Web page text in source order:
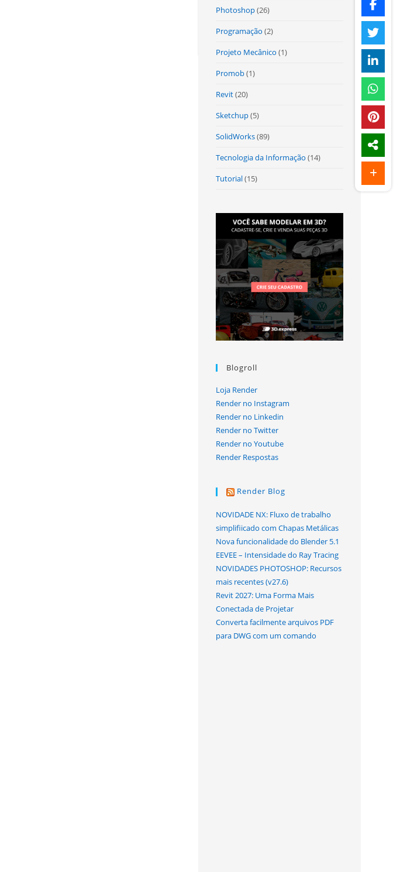
Photoshop(26)
Programação (2)
Projeto Mecânico (1)
Promob(1)
Revit(20)
Sketchup(5)
SolidWorks(89)
Tecnologia da Informação (14)
Tutorial(15)
Blogroll
Loja Render
Render no Instagram
Render no Linkedin
Render no Twitter
Render no Youtube
Render Respostas
Render Blog
NOVIDADE NX: Fluxo de trabalho
simplifiicado com Chapas Metálicas
Nova funcionalidade do Blender 5.1
EEVEE – Intensidade do Ray Tracing
NOVIDADES PHOTOSHOP: Recursos
mais recentes (v27.6)
Revit 2027: Uma Forma Mais
Conectada de Projetar
Converta facilmente arquivos PDF
para DWG com um comando